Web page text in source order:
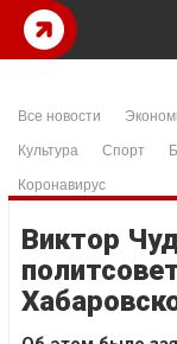
Все новости
Культура
Спорт
Коронавирус
Виктор